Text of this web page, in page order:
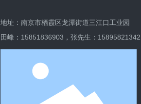
地址：南京市栖霞区龙潭街道三江口工业园
田峰： 15851836903，张先生： 15895821342